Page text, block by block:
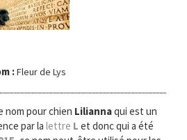
:Fleur de Lys
nom pour chien Liliannaqui est un
par la lettre L et donc qui a été